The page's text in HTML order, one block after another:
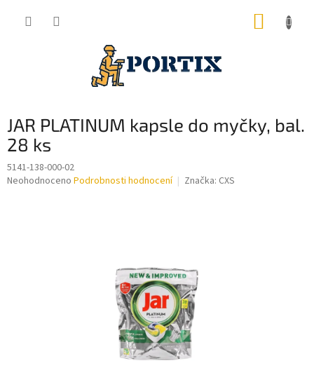
JAR PLATINUM kapsle do myčky, bal.
28 ks
5141-138-000-02
Průměrné
Neohodnoceno Podrobnosti hodnocení Značka: CXS